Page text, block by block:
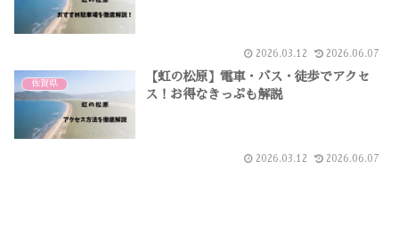
2026.03.12 2026.06.07
佐賀県
【虹の松原】電車・バス・徒歩でアクセ
ス！お得なきっぷも解説
2026.03.12 2026.06.07